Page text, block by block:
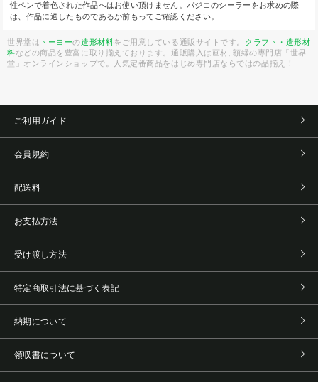
性ペンで着色された作品へはお使い頂けません。パジコのシーラーをお求めの際
は、作品に適したものであるか前もってご確認ください。
世界堂は トーヨーの造形材料をご用意している通販サイトです。 クラフト・造形材
料などの商品を豊富に取り揃えております。通販購入は画材, 額縁の専門店「世界
堂」オンラインショップで。人気定番商品をはじめ専門店ならではの品揃え！
ご利用ガイド
会員規約
配送料
お支払方法
受け渡し方法
特定商取引法に基づく表記
納期について
領収書について